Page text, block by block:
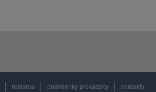
reklama podmienky prevádzky
kontakty